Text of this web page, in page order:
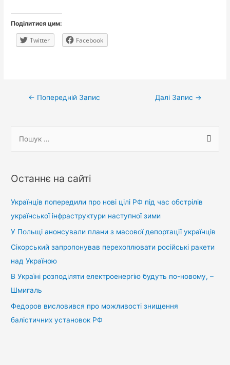
Поділитися цим:
Twitter Facebook
Навігація
← Попередній Запис Далі Запис →
у
:
Останнє на сайті
Українців попередили про нові цілі РФ під час обстрілів
української інфраструктури наступної зими
У Польщі анонсували плани з масової депортації українців
Сікорський запропонував перехоплювати російські ракети
над Україною
В Україні розподіляти електроенергію будуть по-новому, –
Шмигаль
Федоров висловився про можливості знищення
балістичних установок РФ